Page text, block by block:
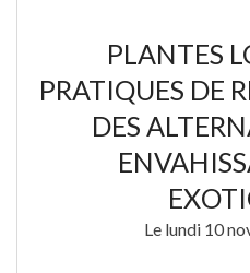
PLANTES
PRATIQUES DE
DES
Le lundi 10